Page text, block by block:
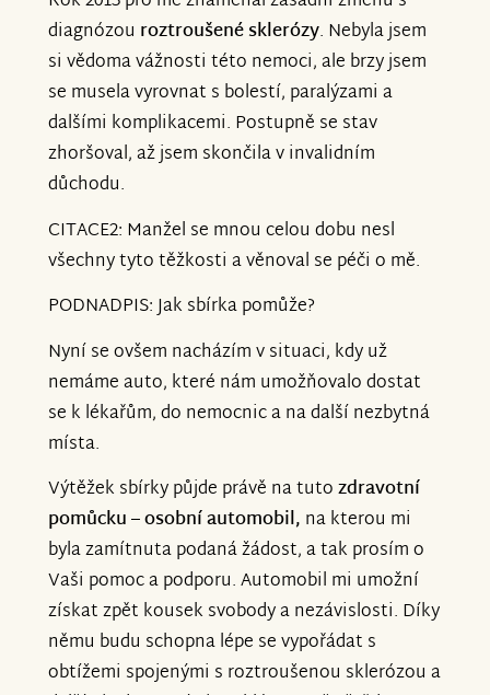
diagnózou roztroušené sklerózy. Nebyla jsem
si vědoma vážnosti této nemoci, ale brzy jsem
se musela vyrovnat s bolestí, paralýzami a
dalšími komplikacemi. Postupně se stav
zhoršoval, až jsem skončila v invalidním
důchodu.
CITACE2: Manžel se mnou celou dobu nesl
všechny tyto těžkosti a věnoval se péči o mě.
PODNADPIS: Jak sbírka pomůže?
Nyní se ovšem nacházím v situaci, kdy už
nemáme auto, které nám umožňovalo dostat
se k lékařům, do nemocnic a na další nezbytná
místa.
Výtěžek sbírky půjde právě na tutozdravotní
pomůcku – osobní automobil, na kterou mi
byla zamítnuta podaná žádost, a tak prosím o
Vaši pomoc a podporu. Automobil mi umožní
získat zpět kousek svobody a nezávislosti. Díky
němu budu schopna lépe se vypořádat s
obtížemi spojenými s roztroušenou sklerózou a